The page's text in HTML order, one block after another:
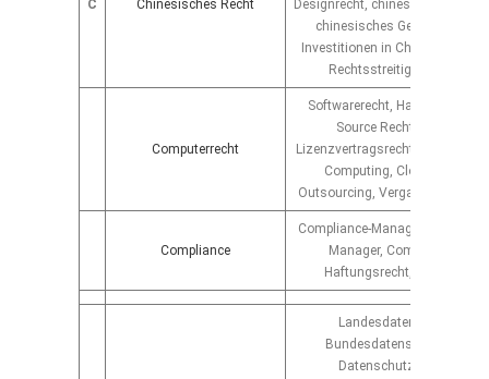
C Chinesisches Recht
Designrecht, chinesisches
chinesisches
Investitionen in Chine/ Import&
Rechtsstreitigkeiten in
Computerrecht
Softwarerecht, Hardwarerecht,
Source Recht,
Lizenzvertragsrecht,
Computing, Cloud
Outsourcing, Vergabe,
Compliance
Compliance-Management,
Manager, Compliance-
Haftungsrecht,
Landesdatenschutzrecht,
Bundesdatenschutzrecht,
Datenschutz, Datenrecht,